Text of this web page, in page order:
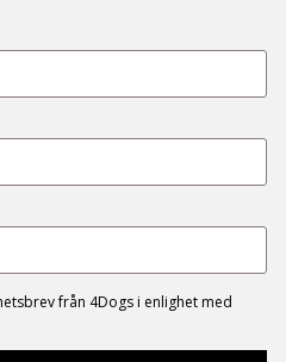
från 4Dogs i enlighet med